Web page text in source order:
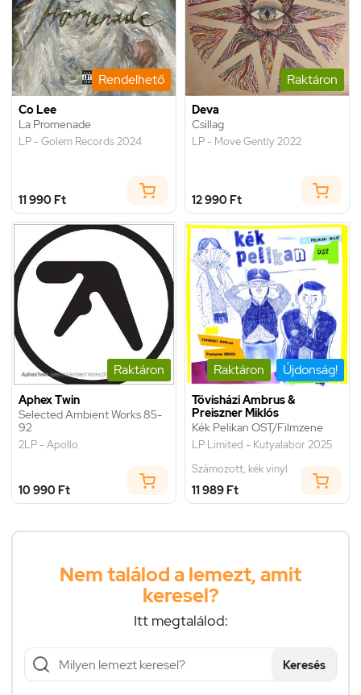
Rendelhető
Co Lee
La Promenade
LP - Golem Records 2024
11 990 Ft
Raktáron
Deva
Csillag
LP - Move Gently 2022
12 990 Ft
Raktáron
Aphex Twin
Selected Ambient Works 85-
92
2LP - Apollo
10 990 Ft
Raktáron Újdonság!
Tövisházi Ambrus &
Preiszner Miklós
Kék Pelikan OST/Filmzene
LP Limited - Kutyalabor 2025
Számozott, kék vinyl
11 989 Ft
Nem találod a lemezt, amit
keresel?
Itt megtalálod:
Keresés